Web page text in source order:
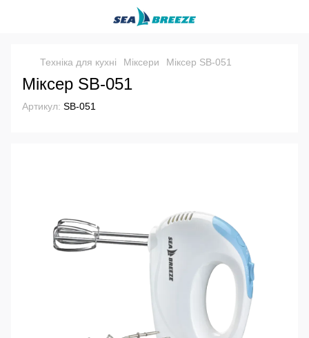
Техніка для кухні Міксери Міксер SB-051
Міксер SB-051
Артикул: SB-051